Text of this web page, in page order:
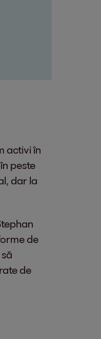
activi în
peste
dar la
de
de